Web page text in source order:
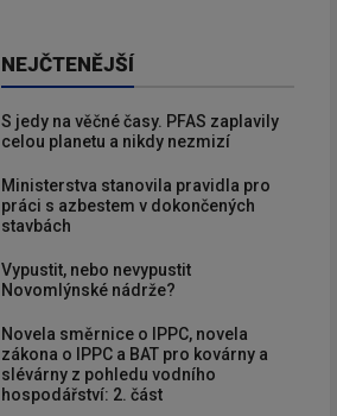
NEJČTENĚJŠÍ
S jedy na věčné časy. PFAS zaplavily
celou planetu a nikdy nezmizí
Ministerstva stanovila pravidla pro
práci s azbestem v dokončených
stavbách
Vypustit, nebo nevypustit
Novomlýnské nádrže?
Novela směrnice o IPPC, novela
zákona o IPPC a BAT pro kovárny a
slévárny z pohledu vodního
hospodářství: 2. část